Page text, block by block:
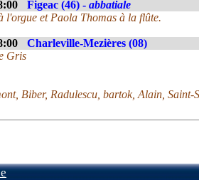
Figeac (46) - abbatiale
l'orgue et Paola Thomas à la flûte.
Charleville-Mezières (08)
Gris
Biber, Radulescu, bartok, Alain, Saint-